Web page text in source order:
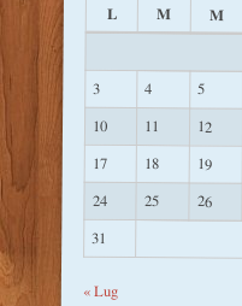
L M M
3
4 5
10 11 12
17
18 19
24
25 26
31
« Lug